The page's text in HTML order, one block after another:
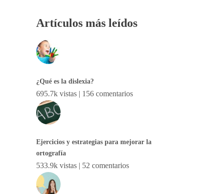
Artículos más leídos
¿Qué es la dislexia?
695.7k vistas | 156 comentarios
Ejercicios y estrategias para mejorar la
ortografía
533.9k vistas | 52 comentarios